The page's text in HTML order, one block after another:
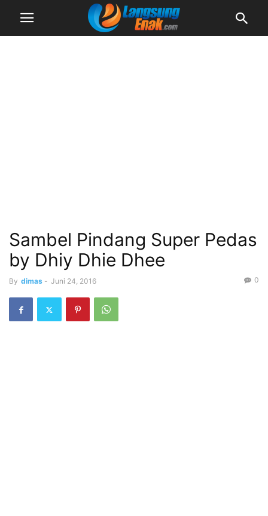
Sambel Pindang Super Pedas
by Dhiy Dhie Dhee
By dimas - Juni 24, 2016 0